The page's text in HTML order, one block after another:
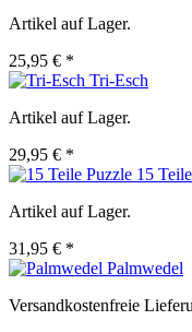
Artikel auf Lager.
25,95 € *
Tri-Esch
Artikel auf Lager.
29,95 € *
15
Artikel auf Lager.
31,95 € *
Palmwedel
Versandkostenfreie